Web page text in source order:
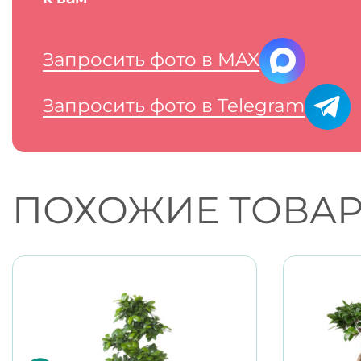
Запросить фото в MAX
Запросить фото в Telegram
ПОХОЖИЕ